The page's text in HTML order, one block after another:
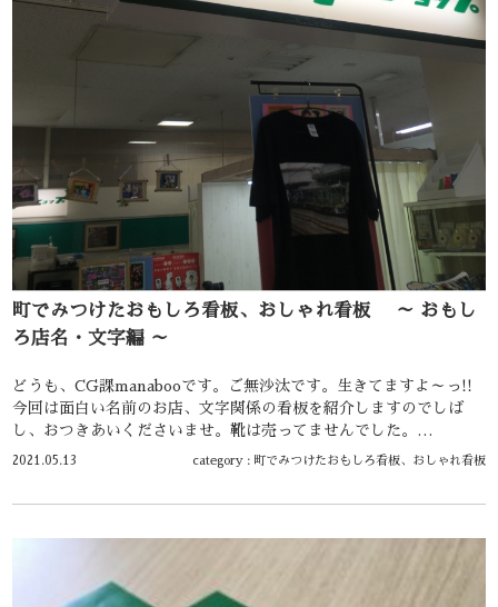
町でみつけたおもしろ看板、おしゃれ看板 ～ おもし
ろ店名・文字編 ～
どうも、CG課manabooです。ご無沙汰です。生きてますよ～っ!!
今回は面白い名前のお店、文字関係の看板を紹介しますのでしば
し、おつきあいくださいませ。靴は売ってませんでした。…
2021.05.13 category : 町でみつけたおもしろ看板、おしゃれ看板